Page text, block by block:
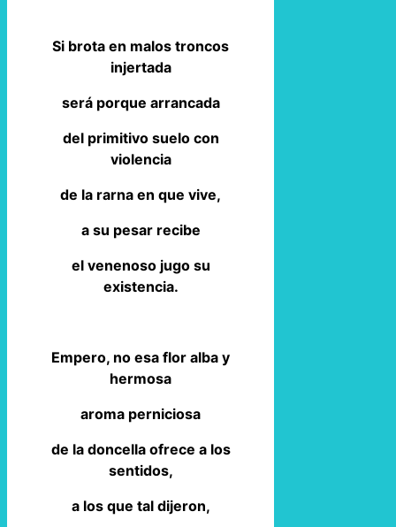
Si brota en malos troncos
injertada
será porque arrancada
del primitivo suelo con
violencia
de la rarna en que vive,
a su pesar recibe
el venenoso jugo su
existencia.
Empero, no esa flor alba y
hermosa
aroma perniciosa
de la doncella ofrece a los
sentidos,
a los que tal dijeron,